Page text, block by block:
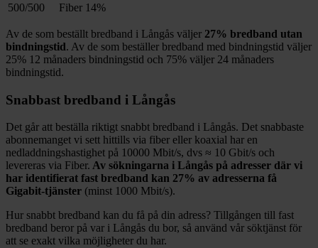
500/500
Fiber 14%
Av de som beställt bredband i Långås väljer 27% bredband utan
bindningstid. Av de som beställer bredband med bindningstid väljer
25% 12 månaders bindningstid och 75% väljer 24 månaders
bindningstid.
Snabbast bredband i Långås
Det går att beställa riktigt snabbt bredband i Långås. Det snabbaste
abonnemanget vi sett hittills via fiber eller koaxial har en
nedladdningshastighet på 10000 Mbit/s, dvs ≈ 10 Gbit/s och
levereras via Fiber. Av sökningarna i Långås på adresser där vi
har identifierat fast bredband kan 27% av adresserna få
Gigabit-tjänster (minst 1000 Mbit/s).
Hur snabbt bredband kan du få på din adress? Tillgången till fast
bredband beror på var i Långås du bor, så använd vår söktjänst för
att se exakt vilka möjligheter du har.